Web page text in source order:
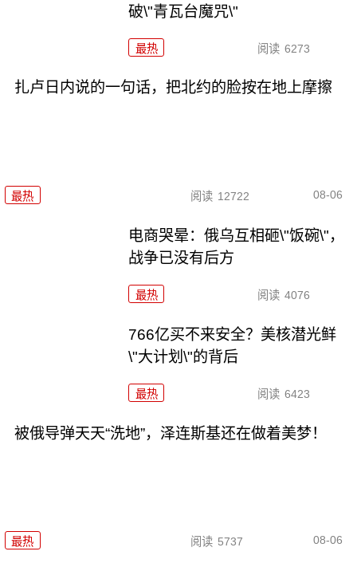
破\"青瓦台魔咒\"
最热 阅读 6273
扎卢日内说的一句话，把北约的脸按在地上摩擦
最热 阅读 12722 08-06
电商哭晕：俄乌互相砸\"饭碗\"，
战争已没有后方
最热 阅读 4076
766亿买不来安全？美核潜光鲜
\"大计划\"的背后
最热 阅读 6423
被俄导弹天天“洗地”，泽连斯基还在做着美梦！
最热 阅读 5737 08-06